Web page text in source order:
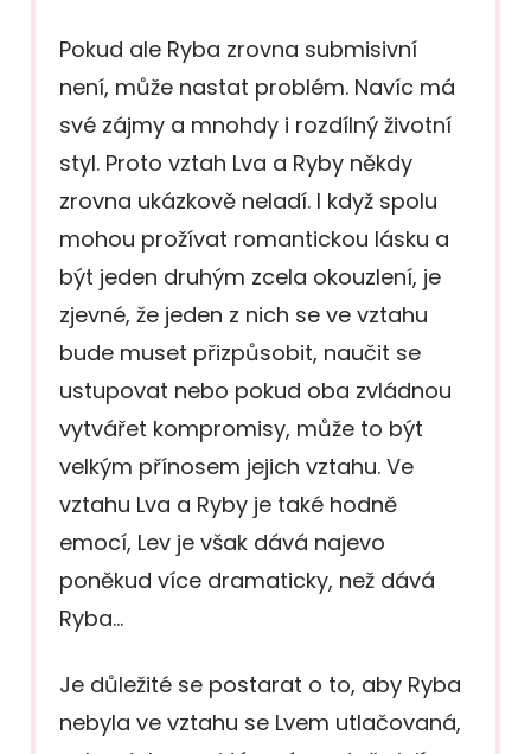
Pokud ale Ryba zrovna submisivní
není, může nastat problém. Navíc má
své zájmy a mnohdy i rozdílný životní
styl. Proto vztah Lva a Ryby někdy
zrovna ukázkově neladí. I když spolu
mohou prožívat romantickou lásku a
být jeden druhým zcela okouzlení, je
zjevné, že jeden z nich se ve vztahu
bude muset přizpůsobit, naučit se
ustupovat nebo pokud oba zvládnou
vytvářet kompromisy, může to být
velkým přínosem jejich vztahu. Ve
vztahu Lva a Ryby je také hodně
emocí, Lev je však dává najevo
poněkud více dramaticky, než dává
Ryba…
Je důležité se postarat o to, aby Ryba
nebyla ve vztahu se Lvem utlačovaná,